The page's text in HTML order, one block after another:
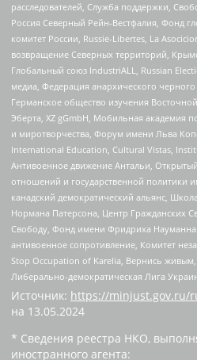
расследователей, Служба поддержки,
Россия Северный Рейн-Вестфалия, Фонд
комитет России, Russie-Libertes, La
возвращение Северных территорий,
Глобальный союз IndustriALL, Russian
медиа, Федерация анархического
Германское общество изучения
Эберта, XZ gGmbH, Мобильная академия
и миротворчества, Форум имени Льва
International Education, Cultural Vistas,
Антивоенное движение Антальи,
отношений и государственной политики
канадский демократический альянс,
Нормана Патерсона, Центр Гражданских
Свободу, Фонд имени Фридриха Науманна
антивоенное сопротивление, Комитет
Stop Occupation of Karelia, Вернись
Либерально-демократическая Лига
Источник: https://minjust.gov.ru/
на 13.05.2024
* Сведения реестра НКО,
иностранного агента: